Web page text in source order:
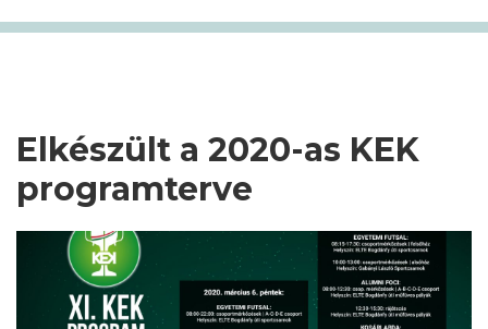
Elkészült a 2020-as KEK
programterve